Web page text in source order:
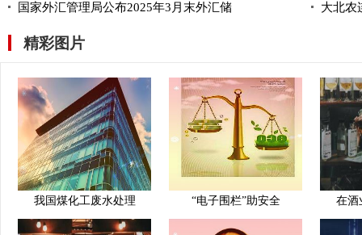
国家外汇管理局公布2025年3月末外汇储 大北农
精彩图片
我国煤化工废水处理 “电子围栏”助安全 在酒